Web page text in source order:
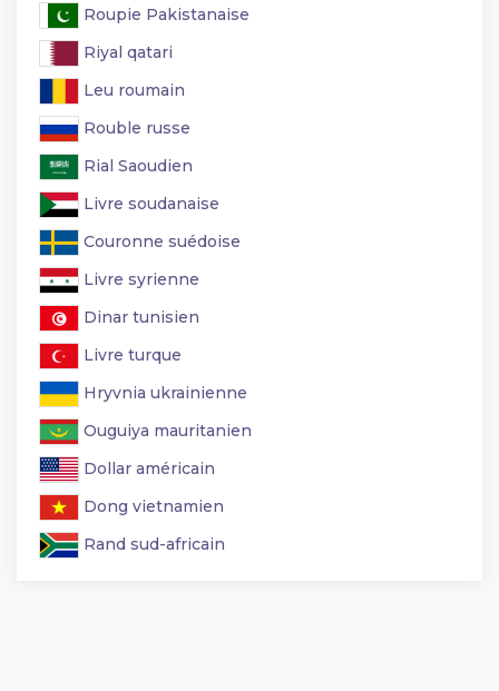
Roupie Pakistanaise
Riyal qatari
Leu roumain
Rouble russe
Rial Saoudien
Livre soudanaise
Couronne suédoise
Livre syrienne
Dinar tunisien
Livre turque
Hryvnia ukrainienne
Ouguiya mauritanien
Dollar américain
Dong vietnamien
Rand sud-africain